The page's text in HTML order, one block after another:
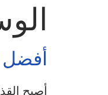
أفضل 3 منتجات طبية لتأخير القذف في السعودية
أصبح